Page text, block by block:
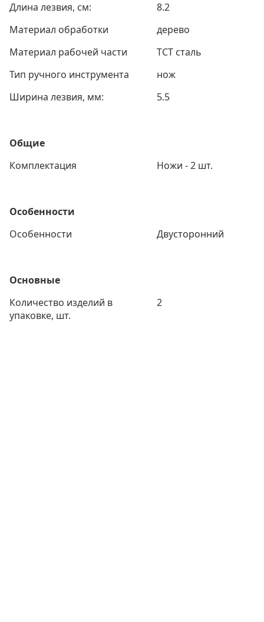
Длина лезвия, см:
8.2
Материал обработки
дерево
Материал рабочей части
TCT сталь
Тип ручного инструмента
нож
Ширина лезвия, мм:
5.5
Общие
Комплектация
Ножи - 2 шт.
Особенности
Особенности
Двусторонний
Основные
Количество изделий в
упаковке, шт.
2